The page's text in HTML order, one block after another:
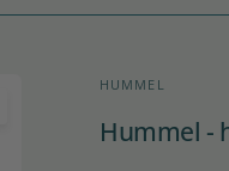
HUMMEL
Hummel -